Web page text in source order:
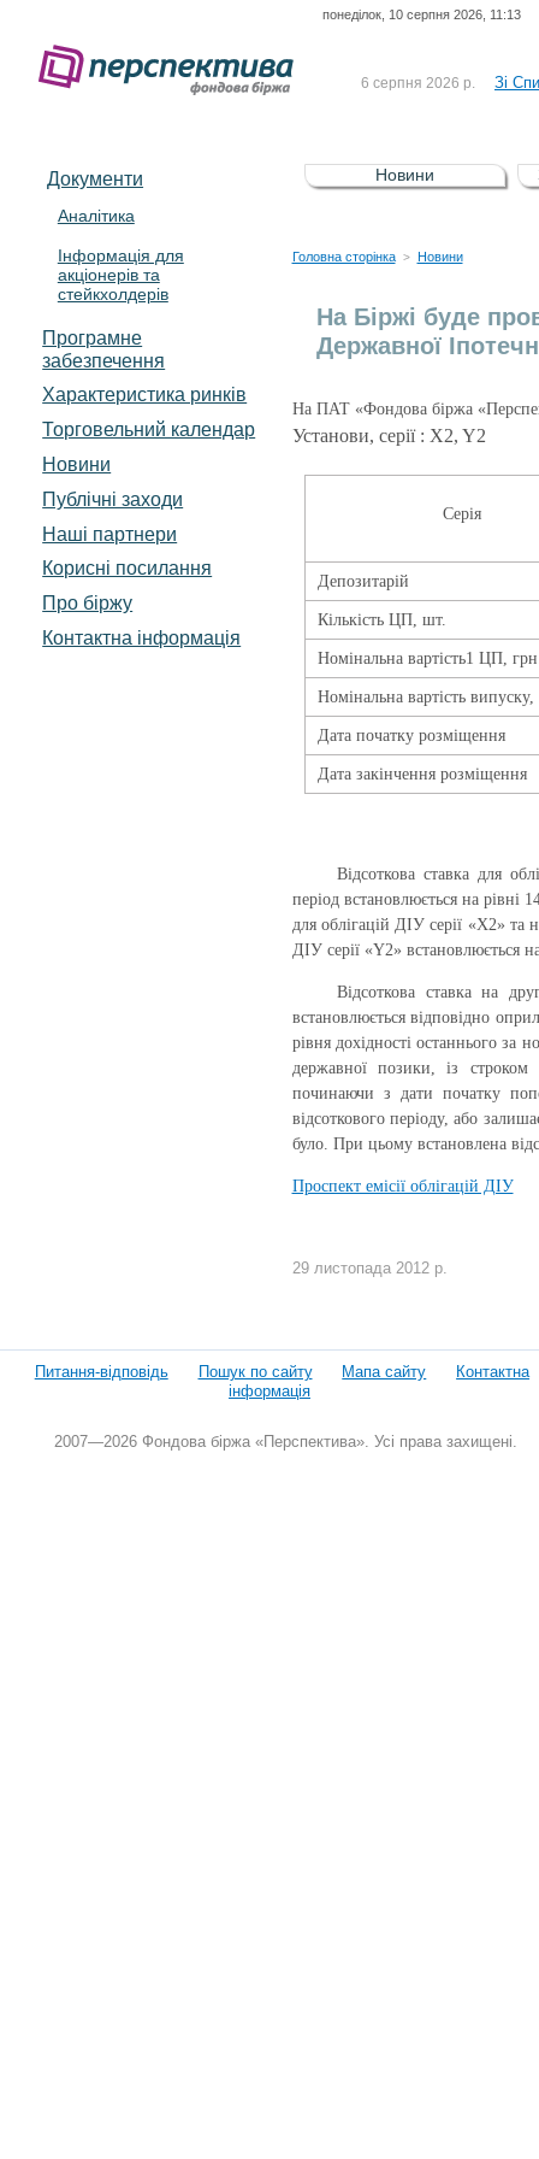
понеділок, 10 серпня 2026, 11:13
6 серпня 2026 р. Зі
5 серпня 2026 р.
Зі
UA4000232607)
4 серпня 2026 р.
Документи
Аналітика
Інформація для
акціонерів та
стейкхолдерів
Програмне
забезпечення
Характеристика pинків
Торговельний календар
Новини
Публічні заходи
Наші партнери
Корисні посилання
Про біржу
Контактна інформація
Новини
Головна сторінка > Новини
На Біржі буде
Державної
На ПАТ «Фондова біржа
Установи, серії : X2, Y2
Серія
Депозитарій
Кількість ЦП, шт.
Номінальна вартість1 ЦП,
Номінальна вартість
Дата початку розміщення
Дата закінчення розміщення
Відсоткова ставка для
період встановлюється на рівні
для облігацій ДІУ серії «X2» та
ДІУ серії «Y2» встановлюється
Відсоткова ставка на
встановлюється відповідно
рівня дохідності останнього за
державної позики, із
починаючи з дати початку
відсоткового періоду, або
було. При цьому встановлена
Проспект емісії облігацій ДІУ
29 листопада 2012 р.
Питання-відповідь Пошук по сайту Мапа сайту
Контактна
інформація
2007—2026 Фондова біржа «Перспектива». Усі права захищені.